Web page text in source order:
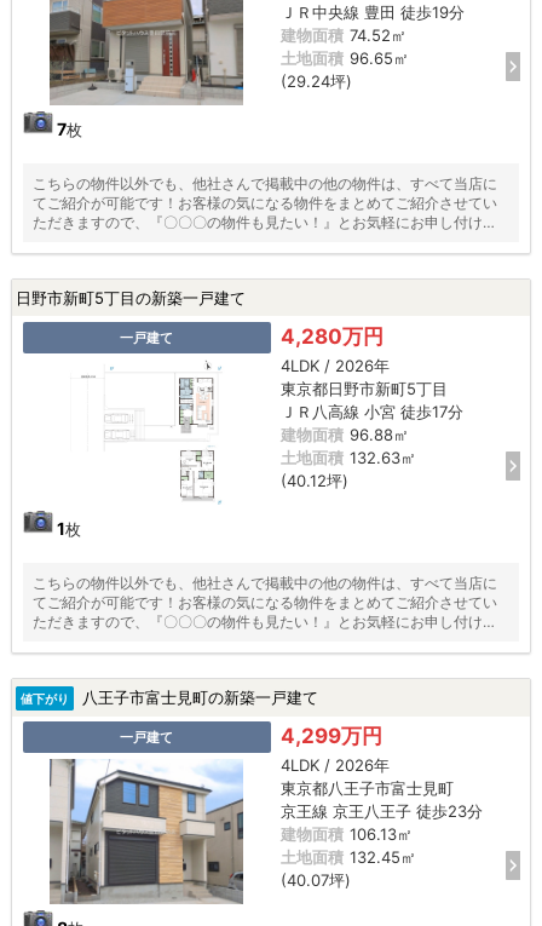
7枚
ＪＲ中央線 豊田 徒歩19分
建物面積 74.52㎡
土地面積 96.65㎡
(29.24坪)
こちらの物件以外でも、他社さんで掲載中の他の物件は、すべて当店に
てご紹介が可能です！お客様の気になる物件をまとめてご紹介させてい
ただきますので、『〇〇〇の物件も見たい！』とお気軽にお申し付けく
日野市新町5丁目の新築一戸建て
一戸建て
1枚
4,280万円
4LDK / 2026年
東京都日野市新町5丁目
ＪＲ八高線 小宮 徒歩17分
建物面積 96.88㎡
土地面積 132.63㎡
(40.12坪)
こちらの物件以外でも、他社さんで掲載中の他の物件は、すべて当店に
てご紹介が可能です！お客様の気になる物件をまとめてご紹介させてい
ただきますので、『〇〇〇の物件も見たい！』とお気軽にお申し付けく
値下がり 八王子市富士見町の新築一戸建て
一戸建て 4,299万円
4LDK / 2026年
東京都八王子市富士見町
京王線 京王八王子 徒歩23分
建物面積 106.13㎡
土地面積 132.45㎡
(40.07坪)